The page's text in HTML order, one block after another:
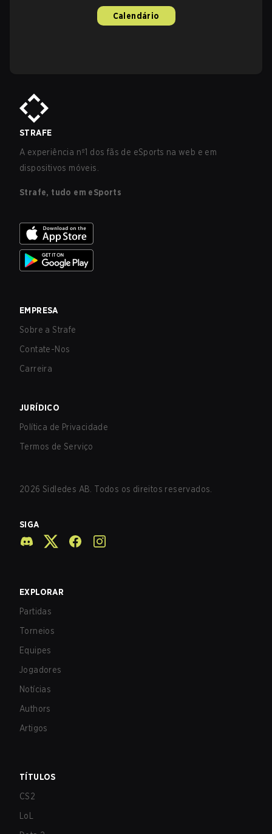
Calendário
STRAFE
A experiência nº1 dos fãs de eSports na web e em
dispositivos móveis.
Strafe, tudo em eSports
EMPRESA
Sobre a Strafe
Contate-Nos
Carreira
JURÍDICO
Política de Privacidade
Termos de Serviço
2026 Sidledes AB. Todos os direitos reservados.
SIGA
EXPLORAR
Partidas
Torneios
Equipes
Jogadores
Notícias
Authors
Artigos
TÍTULOS
CS2
LoL